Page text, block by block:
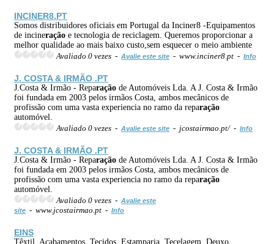
INCINER8.PT
Somos distribuidores oficiais em Portugal da Inciner8 -Equipamentos
de incineração e tecnologia de reciclagem. Queremos proporcionar a
melhor qualidade ao mais baixo custo,sem esquecer o meio ambiente
Avaliado 0 vezes - Avalie este site - www.inciner8.pt - Info
J. COSTA & IRMÃO .PT
J.Costa & Irmão - Reparação de Automóveis Lda. A J. Costa & Irmão
foi fundada em 2003 pelos irmãos Costa, ambos mecânicos de
profissão com uma vasta experiencia no ramo da reparação
automóvel.
Avaliado 0 vezes - Avalie este site - jcostairmao.pt/ - Info
J. COSTA & IRMÃO .PT
J.Costa & Irmão - Reparação de Automóveis Lda. A J. Costa & Irmão
foi fundada em 2003 pelos irmãos Costa, ambos mecânicos de
profissão com uma vasta experiencia no ramo da reparação
automóvel.
Avaliado 0 vezes - Avalie este
site - www.jcostairmao.pt - Info
EINS
Têxtil, Acabamentos, Tecidos, Estamparia, Tecelagem, Deuxo,